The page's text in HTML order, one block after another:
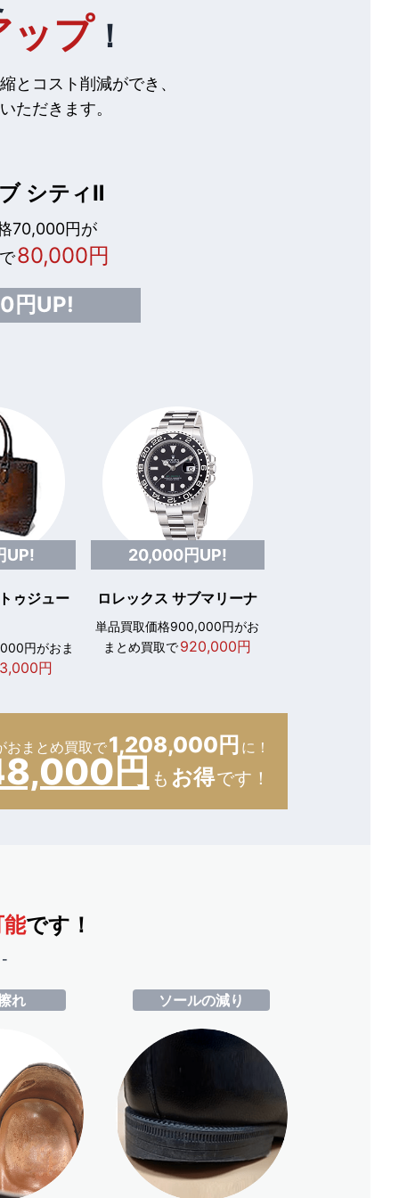
ップ ！
とコスト削減ができ、
ただきます。
シティⅡ
70,000円が
80,000円
円UP!
UP!
ゥジュー
円がおま
円
20,000円UP!
ロレックス サブマリーナ
単品買取価格900,000円がお
まとめ買取で920,000円
おまとめ買取で1,208,000円 に！
円 も お得です！
です！
-
れ ソールの減り